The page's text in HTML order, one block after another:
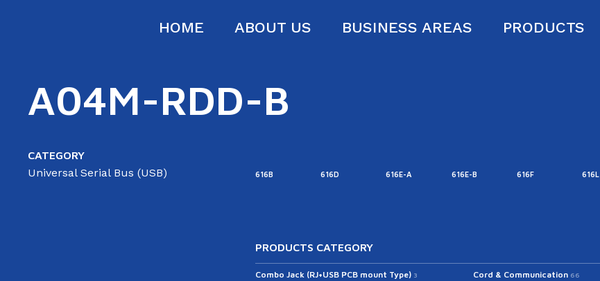
HOME ABOUT US BUSINESS AREAS PRODUCTS
A04M-RDD-B
CATEGORY
Universal Serial Bus (USB) 616B 616D 616E-A 616E-B 616F 616L
PRODUCTS CATEGORY
Combo Jack (RJ+USB PCB mount Type) 3 Cord & Communication 66